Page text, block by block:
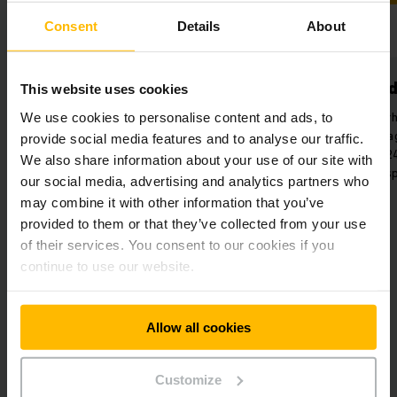
Consent Details About
This website uses cookies
We use cookies to personalise content and ads, to
provide social media features and to analyse our traffic.
We also share information about your use of our site with
our social media, advertising and analytics partners who
may combine it with other information that you’ve
provided to them or that they’ve collected from your use
of their services. You consent to our cookies if you
continue to use our website.
Allow all cookies
Customize
Geoptimaliseerd
tijdbeheer
Tijd en middelen besparen door
gemengde werking met AGV's en
werknemers.
Maximale
Aanzienlijke
efficiëntie in
automatisch tot
uur te
Gebruikte oplossingen